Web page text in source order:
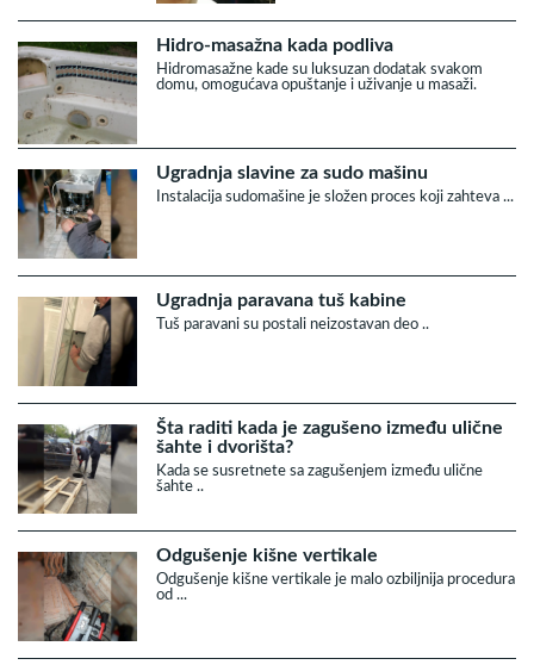
Hidro-masažna kada podliva
Hidromasažne kade su luksuzan dodatak svakom
domu, omogućava opuštanje i uživanje u masaži.
Ugradnja slavine za sudo mašinu
Instalacija sudomašine je složen proces koji zahteva ...
Ugradnja paravana tuš kabine
Tuš paravani su postali neizostavan deo ..
Šta raditi kada je zagušeno između ulične
šahte i dvorišta?
Kada se susretnete sa zagušenjem između ulične
šahte ..
Odgušenje kišne vertikale
Odgušenje kišne vertikale je malo ozbiljnija procedura
od ...